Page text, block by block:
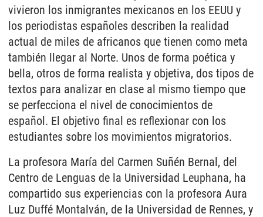
vivieron los inmigrantes mexicanos en los EEUU y
los periodistas españoles describen la realidad
actual de miles de africanos que tienen como meta
también llegar al Norte. Unos de forma poética y
bella, otros de forma realista y objetiva, dos tipos de
textos para analizar en clase al mismo tiempo que
se perfecciona el nivel de conocimientos de
español. El objetivo final es reflexionar con los
estudiantes sobre los movimientos migratorios.
La profesora María del Carmen Suñén Bernal, del
Centro de Lenguas de la Universidad Leuphana, ha
compartido sus experiencias con la profesora Aura
Luz Duffé Montalván, de la Universidad de Rennes, y